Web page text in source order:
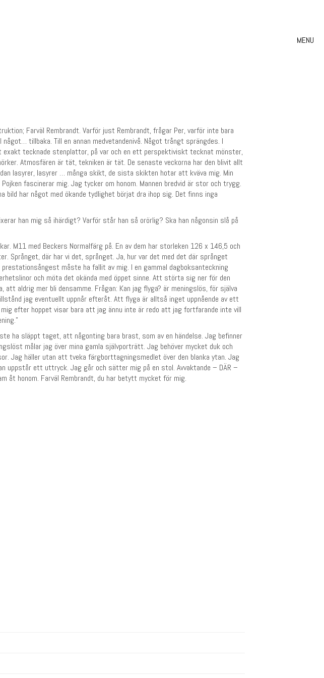
MENU
Farväl Rembrandt. Varför just Rembrandt, frågar Per, varför inte bara
tillbaka. Till en annan medvetandenivå. Något trångt sprängdes. I
tecknade stenplattor, på var och en ett perspektiviskt tecknat mönster,
Atmosfären är tät, tekniken är tät. De senaste veckorna har den blivit allt
lasyrer, lasyrer … många skikt, de sista skikten hotar att kväva mig. Min
fascinerar mig. Jag tycker om honom. Mannen bredvid är stor och trygg.
har något med ökande tydlighet börjat dra ihop sig. Det finns inga
han mig så ihärdigt? Varför står han så orörlig? Ska han någonsin slå på
M11 med Beckers Normalfärg på. En av dem har storleken 126 x 146,5 och
Språnget, där har vi det, språnget. Ja, hur var det med det där språnget
måste ha fallit av mig. I en gammal dagboksanteckning
och möta det okända med öppet sinne. Att störta sig ner för den
aldrig mer bli densamme. Frågan: Kan jag flyga? är meningslös, för själva
jag eventuellt uppnår efteråt. Att flyga är alltså inget uppnående av ett
efter hoppet visar bara att jag ännu inte är redo att jag fortfarande inte vill
ha släppt taget, att någonting bara brast, som av en händelse. Jag befinner
målar jag över mina gamla självporträtt. Jag behöver mycket duk och
Jag häller utan att tveka färgborttagningsmedlet över den blanka ytan. Jag
uppstår ett uttryck. Jag går och sätter mig på en stol. Avvaktande – DÄR –
åt honom. Farväl Rembrandt, du har betytt mycket för mig.